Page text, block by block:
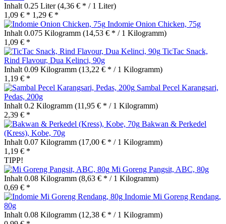
Inhalt 0.25 Liter(4,36 € * / 1 Liter)
1,09 € * 1,29 € *
Indomie Onion Chicken, 75g
Inhalt 0.075 Kilogramm (14,53 € * / 1 Kilogramm)
1,09 € *
TicTac Snack,
Rind Flavour, Dua Kelinci, 90g
Inhalt 0.09 Kilogramm (13,22 € * / 1 Kilogramm)
1,19 € *
Sambal Pecel Karangsari,
Pedas, 200g
Inhalt 0.2 Kilogramm (11,95 € * / 1 Kilogramm)
2,39 € *
Bakwan & Perkedel
(Kress), Kobe, 70g
Inhalt 0.07 Kilogramm (17,00 € * / 1 Kilogramm)
1,19 € *
TIPP!
Mi Goreng Pangsit, ABC, 80g
Inhalt 0.08 Kilogramm (8,63 € * / 1 Kilogramm)
0,69 € *
Indomie Mi Goreng Rendang,
80g
Inhalt 0.08 Kilogramm (12,38 € * / 1 Kilogramm)